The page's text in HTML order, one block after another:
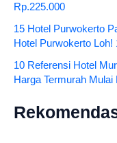
Rp.225.000
15 Hotel Purwokerto
Hotel Purwokerto Loh!
10 Referensi Hotel
Harga Termurah Mulai